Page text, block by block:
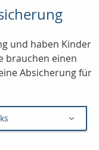
und haben Kinder
brauchen einen
Absicherung für